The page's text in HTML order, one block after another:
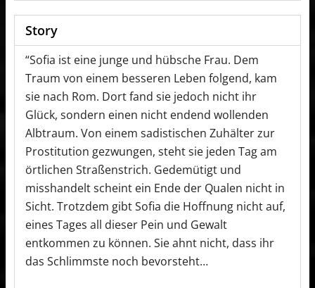
Story
“Sofia ist eine junge und hübsche Frau. Dem
Traum von einem besseren Leben folgend, kam
sie nach Rom. Dort fand sie jedoch nicht ihr
Glück, sondern einen nicht endend wollenden
Albtraum. Von einem sadistischen Zuhälter zur
Prostitution gezwungen, steht sie jeden Tag am
örtlichen Straßenstrich. Gedemütigt und
misshandelt scheint ein Ende der Qualen nicht in
Sicht. Trotzdem gibt Sofia die Hoffnung nicht auf,
eines Tages all dieser Pein und Gewalt
entkommen zu können. Sie ahnt nicht, dass ihr
das Schlimmste noch bevorsteht…